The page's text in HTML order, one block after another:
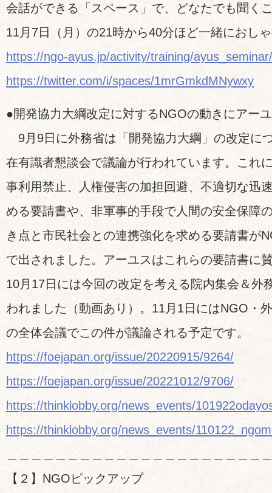
会話ができる「スペース」で、どなたでも聞く
11月7日（月）の21時から40分ほど一緒におし
https://ngo-ayus.jp/activity/training/
https://twitter.com/i/spaces/1mrGmkdMNywxy
●開発協力大綱改定に対するNGOの動きにアー
9月9日に外務省は「開発協力大綱」の改定に
在有識者懇談会で議論が行われています。これ
事利用禁止、人権侵害の加担回避、不適切な迅
める要請書や、非軍事的手段で人間の安全保障
き点と市民社会との連携強化を求める要請書が
で出されました。アーユスはこれらの要請書に
10月17日には今回の改定を考える院内集会＆外
われました（動画あり）。11月1日にはNGO・
の全体会議でこの件が議論される予定です。
https://foejapan.org/issue/20220915/9264/
https://foejapan.org/issue/20221012/9706/
https://thinklobby.org/news_events/
https://thinklobby.org/news_events/
【２】NGOピックアップ